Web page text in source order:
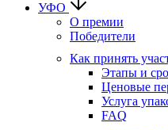
УФО
О премии
Победители
Как принять
Этапы и
Ценовые
Услуга
FAQ